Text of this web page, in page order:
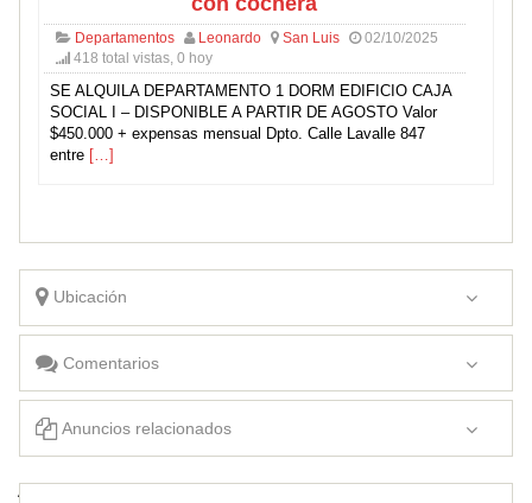
Departamentos Leonardo San Luis
02/10/2025
418 total vistas, 0 hoy
SE ALQUILA DEPARTAMENTO 1 DORM EDIFICIO CAJA
SOCIAL I – DISPONIBLE A PARTIR DE AGOSTO Valor
$450.000 + expensas mensual Dpto. Calle Lavalle 847
entre […]
Ubicación
Comentarios
Anuncios relacionados
ALQUILER DEPARTAMENTO AMOBLADO